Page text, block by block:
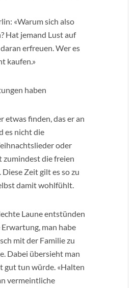
«Warum sich also
Hat jemand Lust auf
erfreuen. Wer es
kaufen.»
haben
etwas finden, das er an
es nicht die
oder
zumindest die freien
Zeit gilt es so zu
damit wohlfühlt.
Laune entstünden
man habe
mit der Familie zu
Dabei übersieht man
gut tun würde. «Halten
vermeintliche